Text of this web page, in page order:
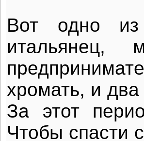
Вот одно из
хромать, и
За этот
Чтобы спасти